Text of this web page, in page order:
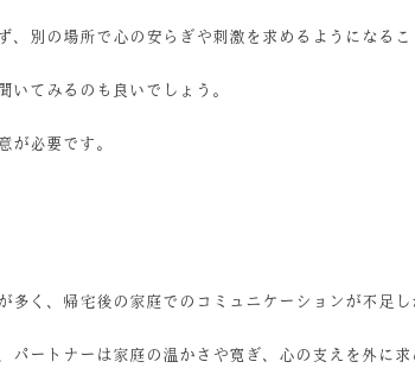
別の場所で心の安らぎや刺激を求めるようになるこ
いてみるのも良いでしょう。
が必要です。
く、帰宅後の家庭でのコミュニケーションが不足し
パートナーは家庭の温かさや寛ぎ、心の支えを外に